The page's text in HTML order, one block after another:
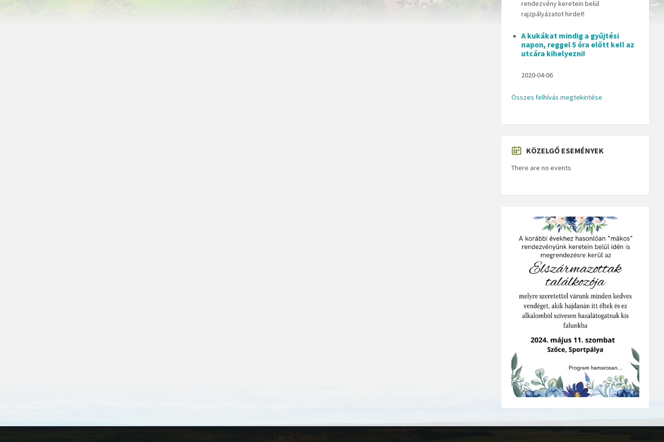
rendezvény keretein belül
rajzpályázatot hirdet!
A kukákat mindig a gyűjtési
napon, reggel 5 óra előtt kell az
utcára kihelyezni!
2020-04-06
Összes felhívás megtekintése
KÖZELGŐ ESEMÉNYEK
There are no events